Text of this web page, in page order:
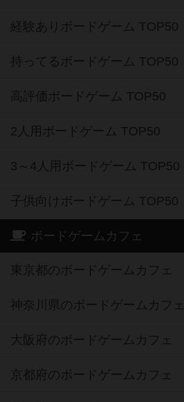
経験ありボードゲーム TOP50
持ってるボードゲーム TOP50
高評価ボードゲーム TOP50
2人用ボードゲーム TOP50
3～4人用ボードゲーム TOP50
子供向けボードゲーム TOP50
ボードゲームカフェ
東京都のボードゲームカフェ
神奈川県のボードゲームカフェ
大阪府のボードゲームカフェ
京都府のボードゲームカフェ